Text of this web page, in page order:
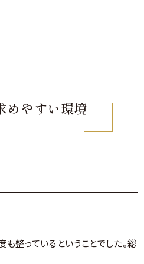
めやすい環境
整っているということでした。総